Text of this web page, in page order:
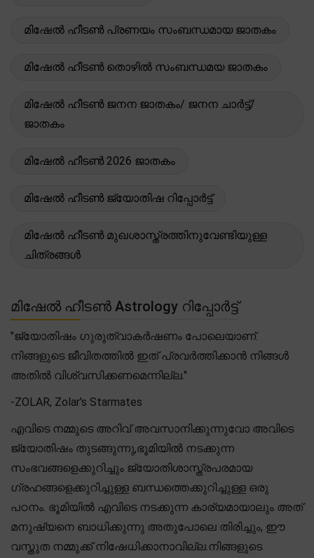
മിഷേൽ ഹീടൺ പ്രണയം സംബന്ധമായ ജാതകം
മിഷേൽ ഹീടൺ തൊഴിൽ സംബന്ധമയ ജാതകം
മിഷേൽ ഹീടൺ ജനന ജാതകം/ ജനന ചാർട്ട്/
ജാതകം
മിഷേൽ ഹീടൺ 2026 ജാതകം
മിഷേൽ ഹീടൺ ജ്യോതിഷ റിപ്പോർട്ട്
മിഷേൽ ഹീടൺ മുഖശാസ്ത്രത്തിനുവേണ്ടിയുള്ള
ചിത്രങ്ങൾ
മിഷേൽ ഹീടൺ Astrology റിപ്പോർട്ട്
"ജ്യോതിഷം ഗുരുത്വാകർഷണം പോലെയാണ്.
നിങ്ങളുടെ ജീവിതത്തിൽ ഇത് പ്രവർത്തിക്കാൻ നിങ്ങൾ
അതിൽ വിശ്വസിക്കണമെന്നില്ല."
-ZOLAR, Zolar's Starmates
എവിടെ നമ്മുടെ അറിവ് അവസാനിക്കുന്നുവോ അവിടെ
ജ്യോതിഷം തുടങ്ങുന്നു,ഭൂമിയിൽ നടക്കുന്ന
സംഭവങ്ങളെക്കുറിച്ചും ജ്യോതിശാസ്ത്രപരമായ
ഗ്രഹങ്ങളെക്കുറിച്ചുള്ള ബന്ധത്തെക്കുറിച്ചുള്ള ഒരു
പഠനം. ഭൂമിയിൽ എവിടെ നടക്കുന്ന കാര്യമായാലും അത്
മനുഷ്യനെ ബാധിക്കുന്നു അതുപോലെ തിരിച്ചും, ഈ
വസ്തുത നമ്മുക്ക് നിഷേധിക്കാനാവില്ല.നിങ്ങളുടെ